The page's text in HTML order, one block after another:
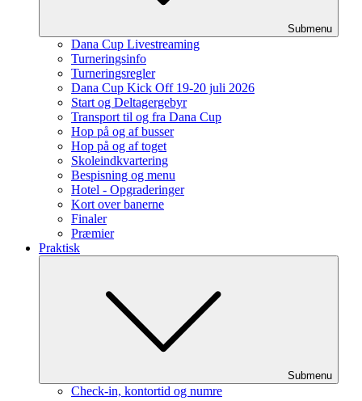
Submenu
Dana Cup Livestreaming
Turneringsinfo
Turneringsregler
Dana Cup Kick Off 19-20 juli 2026
Start og Deltagergebyr
Transport til og fra Dana Cup
Hop på og af busser
Hop på og af toget
Skoleindkvartering
Bespisning og menu
Hotel - Opgraderinger
Kort over banerne
Finaler
Præmier
Praktisk
Submenu
Check-in, kontortid og numre